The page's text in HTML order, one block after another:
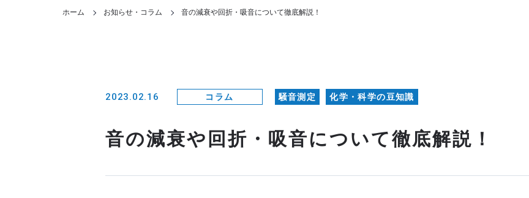
ホーム お知らせ・コラム 音の減衰や回折・吸音について徹底解説！
2023.02.16 コラム 騒音測定 化学・科学の豆知識
音の減衰や回折・吸音について徹底解説！